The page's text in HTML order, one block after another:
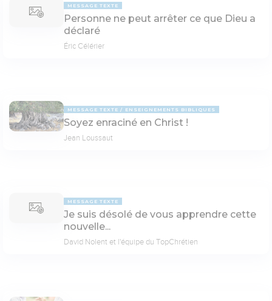
MESSAGE TEXTE
Personne ne peut arrêter ce que Dieu a
déclaré
Éric Célérier
MESSAGE TEXTE ENSEIGNEMENTS BIBLIQUES
Soyez enraciné en Christ !
Jean Loussaut
MESSAGE TEXTE
Je suis désolé de vous apprendre cette
nouvelle...
David Nolent et l'équipe du TopChrétien